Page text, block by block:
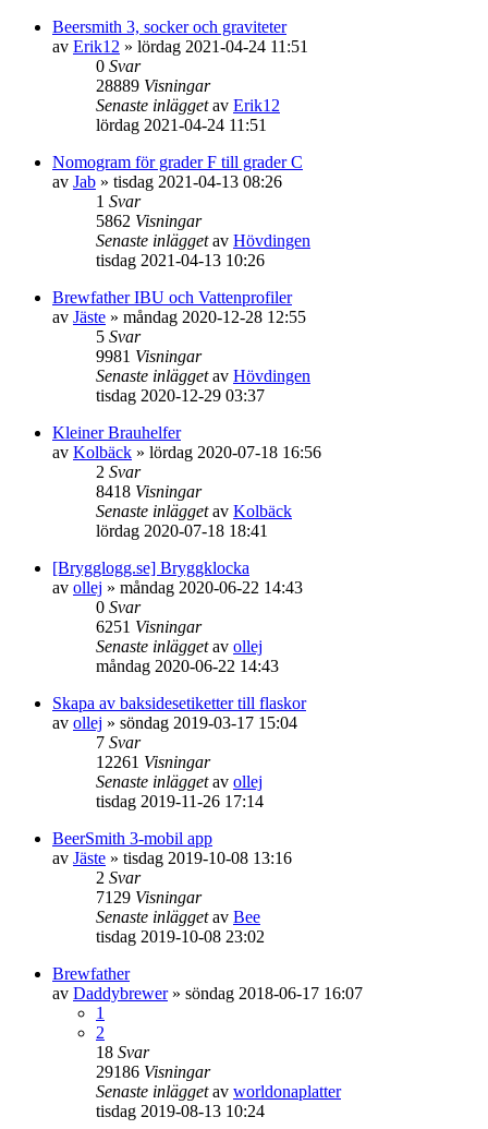
Beersmith 3, socker och graviteter
av Erik12 » lördag 2021-04-24 11:51
0 Svar
28889 Visningar
Senaste inläggetav Erik12
lördag 2021-04-24 11:51
Nomogram för grader F till grader C
av Jab » tisdag 2021-04-13 08:26
1 Svar
5862 Visningar
Senaste inläggetav Hövdingen
tisdag 2021-04-13 10:26
Brewfather IBU och Vattenprofiler
av Jäste » måndag 2020-12-28 12:55
5 Svar
9981 Visningar
Senaste inläggetav Hövdingen
tisdag 2020-12-29 03:37
Kleiner Brauhelfer
av Kolbäck » lördag 2020-07-18 16:56
2 Svar
8418 Visningar
Senaste inläggetav Kolbäck
lördag 2020-07-18 18:41
[Brygglogg.se] Bryggklocka
av ollej » måndag 2020-06-22 14:43
0 Svar
6251 Visningar
Senaste inläggetav ollej
måndag 2020-06-22 14:43
Skapa av baksidesetiketter till flaskor
av ollej » söndag 2019-03-17 15:04
7 Svar
12261 Visningar
Senaste inläggetav ollej
tisdag 2019-11-26 17:14
BeerSmith 3-mobil app
av Jäste » tisdag 2019-10-08 13:16
2 Svar
7129 Visningar
Senaste inläggetav Bee
tisdag 2019-10-08 23:02
Brewfather
av Daddybrewer» söndag 2018-06-17 16:07
1
2
18 Svar
29186 Visningar
Senaste inläggetav worldonaplatter
tisdag 2019-08-13 10:24